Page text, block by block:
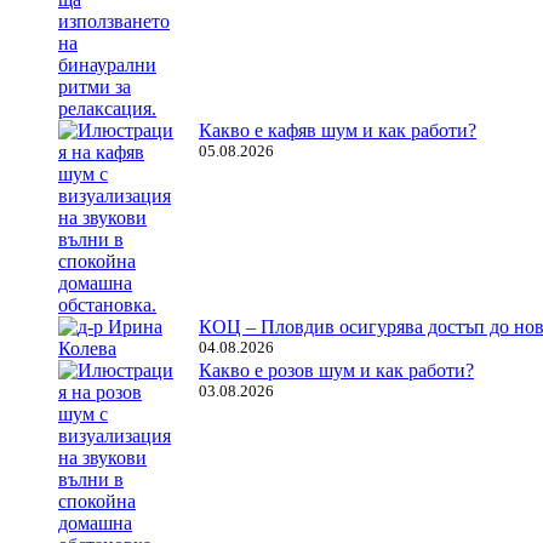
Какво е кафяв шум и как работи?
05.08.2026
КОЦ – Пловдив осигурява достъп до
04.08.2026
Какво е розов шум и как работи?
03.08.2026